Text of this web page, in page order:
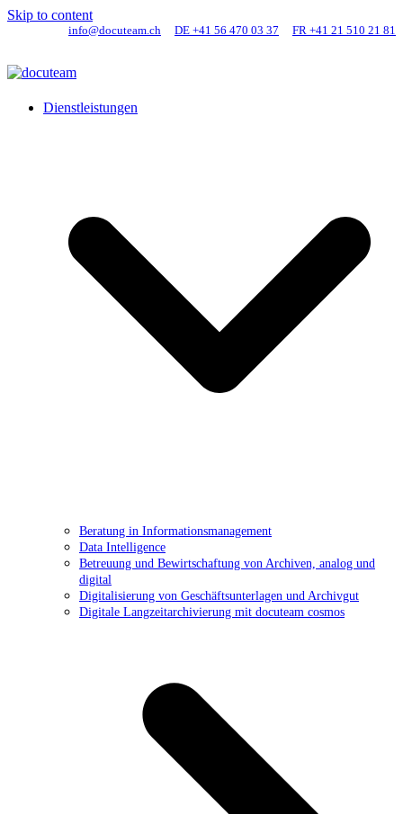
Skip to content
info@docuteam.ch DE +41 56 470 03 37 FR +41 21 510 21 81
Dienstleistungen
Beratung in Informationsmanagement
Data Intelligence
Betreuung und Bewirtschaftung von Archiven, analog und
digital
Digitalisierung von Geschäftsunterlagen und Archivgut
Digitale Langzeitarchivierung mit docuteam cosmos